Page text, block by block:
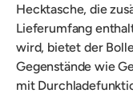
Hecktasche, die
Lieferumfang
wird, bietet der
Gegenstände wie
mit